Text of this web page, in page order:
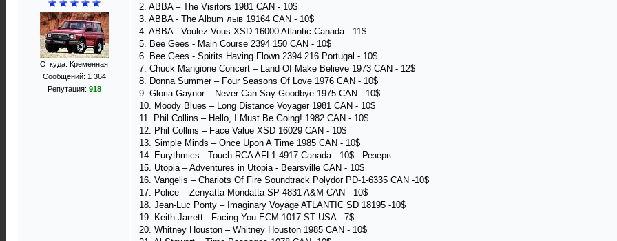
Откуда: Кременная
Сообщений: 1 364
Репутация: 918
2. ABBA – The Visitors 1981 CAN - 10$
3. ABBA - The Album лыв 19164 CAN - 10$
4. ABBA - Voulez-Vous XSD 16000 Atlantic Canada - 11$
5. Bee Gees - Main Course 2394 150 CAN - 10$
6. Bee Gees - Spirits Having Flown 2394 216 Portugal - 10$
7. Chuck Mangione Concert – Land Of Make Believe 1973 CAN - 12$
8. Donna Summer – Four Seasons Of Love 1976 CAN - 10$
9. Gloria Gaynor – Never Can Say Goodbye 1975 CAN - 10$
10. Moody Blues – Long Distance Voyager 1981 CAN - 10$
11. Phil Collins – Hello, I Must Be Going! 1982 CAN - 10$
12. Phil Collins – Face Value XSD 16029 CAN - 10$
13. Simple Minds – Once Upon A Time 1985 CAN - 10$
14. Eurythmics - Touch RCA AFL1-4917 Canada - 10$ - Резерв.
15. Utopia – Adventures in Utopia - Bearsville CAN - 10$
16. Vangelis – Chariots Of Fire Soundtrack Polydor PD-1-6335 CAN -10$
17. Police – Zenyatta Mondatta SP 4831 A&M CAN - 10$
18. Jean-Luc Ponty – Imaginary Voyage ATLANTIC SD 18195 -10$
19. Keith Jarrett - Facing You ECM 1017 ST USA - 7$
20. Whitney Houston – Whitney Houston 1985 CAN - 10$